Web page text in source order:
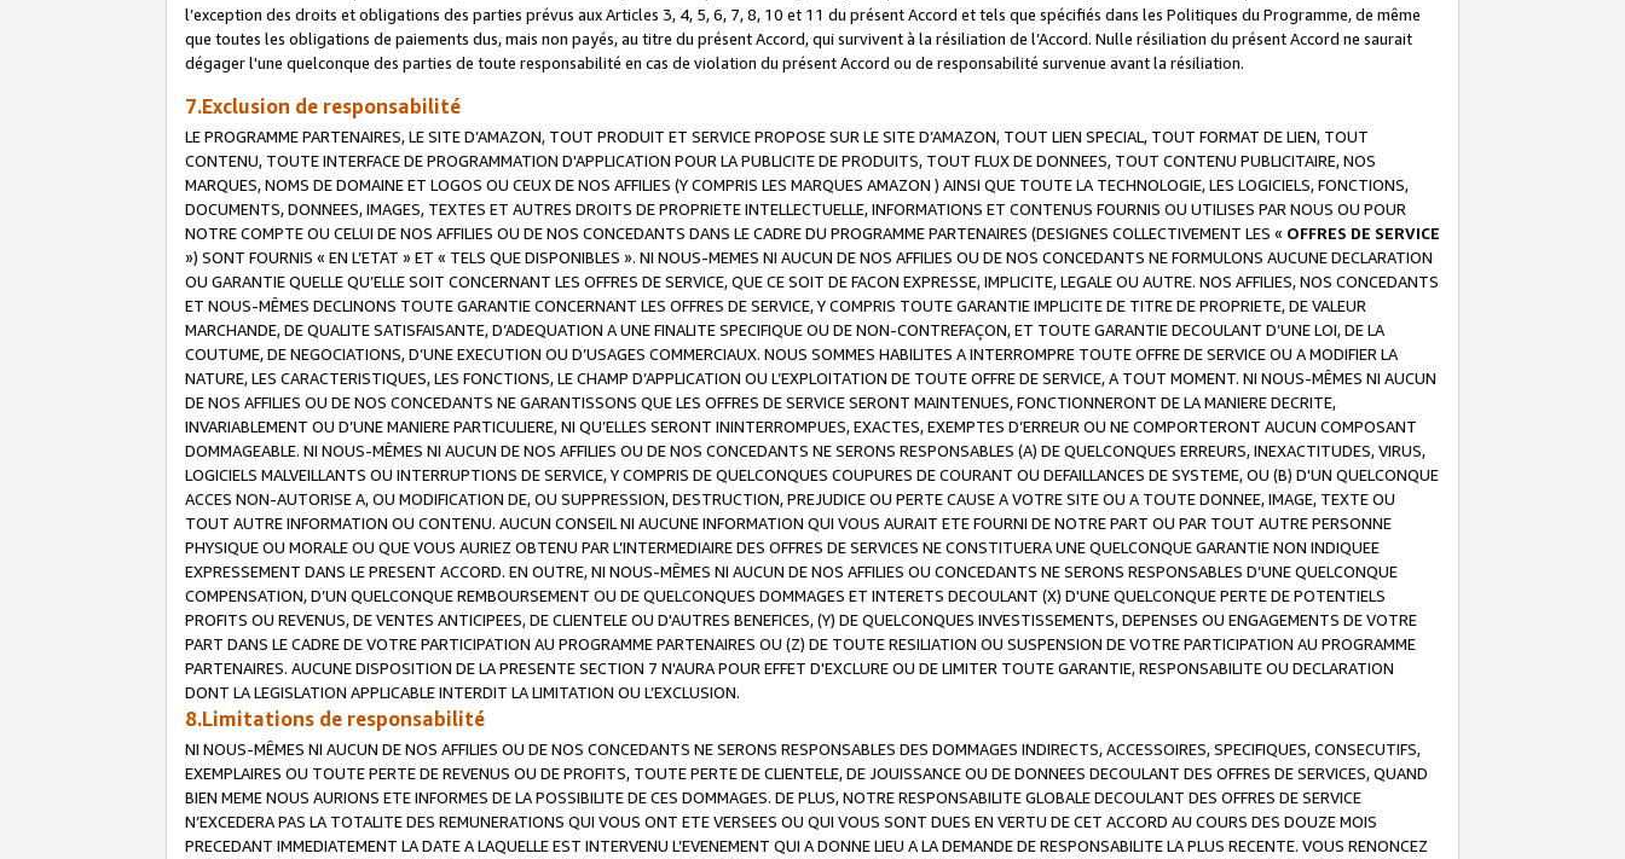
l’exception des droits et obligations des parties prévus aux Articles 3, 4, 5, 6, 7, 8, 10 et 11 du présent Accord et tels que spécifiés dans les Politiques du Programme, de même
que toutes les obligations de paiements dus, mais non payés, au titre du présent Accord, qui survivent à la résiliation de l’Accord. Nulle résiliation du présent Accord ne saurait
dégager l'une quelconque des parties de toute responsabilité en cas de violation du présent Accord ou de responsabilité survenue avant la résiliation.
7.Exclusion de responsabilité
LE PROGRAMME PARTENAIRES, LE SITE D’AMAZON, TOUT PRODUIT ET SERVICE PROPOSE SUR LE SITE D’AMAZON, TOUT LIEN SPECIAL, TOUT FORMAT DE LIEN, TOUT
CONTENU, TOUTE INTERFACE DE PROGRAMMATION D'APPLICATION POUR LA PUBLICITE DE PRODUITS, TOUT FLUX DE DONNEES, TOUT CONTENU PUBLICITAIRE, NOS
MARQUES, NOMS DE DOMAINE ET LOGOS OU CEUX DE NOS AFFILIES (Y COMPRIS LES MARQUES AMAZON ) AINSI QUE TOUTE LA TECHNOLOGIE, LES LOGICIELS, FONCTIONS,
DOCUMENTS, DONNEES, IMAGES, TEXTES ET AUTRES DROITS DE PROPRIETE INTELLECTUELLE, INFORMATIONS ET CONTENUS FOURNIS OU UTILISES PAR NOUS OU POUR
NOTRE COMPTE OU CELUI DE NOS AFFILIES OU DE NOS CONCEDANTS DANS LE CADRE DU PROGRAMME PARTENAIRES (DESIGNES COLLECTIVEMENT LES « OFFRES DE SERVICE
») SONT FOURNIS « EN L’ETAT » ET « TELS QUE DISPONIBLES ». NI NOUS-MEMES NI AUCUN DE NOS AFFILIES OU DE NOS CONCEDANTS NE FORMULONS AUCUNE DECLARATION
OU GARANTIE QUELLE QU’ELLE SOIT CONCERNANT LES OFFRES DE SERVICE, QUE CE SOIT DE FACON EXPRESSE, IMPLICITE, LEGALE OU AUTRE. NOS AFFILIES, NOS CONCEDANTS
ET NOUS-MÊMES DECLINONS TOUTE GARANTIE CONCERNANT LES OFFRES DE SERVICE, Y COMPRIS TOUTE GARANTIE IMPLICITE DE TITRE DE PROPRIETE, DE VALEUR
MARCHANDE, DE QUALITE SATISFAISANTE, D’ADEQUATION A UNE FINALITE SPECIFIQUE OU DE NON-CONTREFAÇON, ET TOUTE GARANTIE DECOULANT D’UNE LOI, DE LA
COUTUME, DE NEGOCIATIONS, D’UNE EXECUTION OU D’USAGES COMMERCIAUX. NOUS SOMMES HABILITES A INTERROMPRE TOUTE OFFRE DE SERVICE OU A MODIFIER LA
NATURE, LES CARACTERISTIQUES, LES FONCTIONS, LE CHAMP D’APPLICATION OU L’EXPLOITATION DE TOUTE OFFRE DE SERVICE, A TOUT MOMENT. NI NOUS-MÊMES NI AUCUN
DE NOS AFFILIES OU DE NOS CONCEDANTS NE GARANTISSONS QUE LES OFFRES DE SERVICE SERONT MAINTENUES, FONCTIONNERONT DE LA MANIERE DECRITE,
INVARIABLEMENT OU D’UNE MANIERE PARTICULIERE, NI QU’ELLES SERONT ININTERROMPUES, EXACTES, EXEMPTES D’ERREUR OU NE COMPORTERONT AUCUN COMPOSANT
DOMMAGEABLE. NI NOUS-MÊMES NI AUCUN DE NOS AFFILIES OU DE NOS CONCEDANTS NE SERONS RESPONSABLES (A) DE QUELCONQUES ERREURS, INEXACTITUDES, VIRUS,
LOGICIELS MALVEILLANTS OU INTERRUPTIONS DE SERVICE, Y COMPRIS DE QUELCONQUES COUPURES DE COURANT OU DEFAILLANCES DE SYSTEME, OU (B) D'UN QUELCONQUE
ACCES NON-AUTORISE A, OU MODIFICATION DE, OU SUPPRESSION, DESTRUCTION, PREJUDICE OU PERTE CAUSE A VOTRE SITE OU A TOUTE DONNEE, IMAGE, TEXTE OU
TOUT AUTRE INFORMATION OU CONTENU. AUCUN CONSEIL NI AUCUNE INFORMATION QUI VOUS AURAIT ETE FOURNI DE NOTRE PART OU PAR TOUT AUTRE PERSONNE
PHYSIQUE OU MORALE OU QUE VOUS AURIEZ OBTENU PAR L’INTERMEDIAIRE DES OFFRES DE SERVICES NE CONSTITUERA UNE QUELCONQUE GARANTIE NON INDIQUEE
EXPRESSEMENT DANS LE PRESENT ACCORD. EN OUTRE, NI NOUS-MÊMES NI AUCUN DE NOS AFFILIES OU CONCEDANTS NE SERONS RESPONSABLES D’UNE QUELCONQUE
COMPENSATION, D’UN QUELCONQUE REMBOURSEMENT OU DE QUELCONQUES DOMMAGES ET INTERETS DECOULANT (X) D'UNE QUELCONQUE PERTE DE POTENTIELS
PROFITS OU REVENUS, DE VENTES ANTICIPEES, DE CLIENTELE OU D'AUTRES BENEFICES, (Y) DE QUELCONQUES INVESTISSEMENTS, DEPENSES OU ENGAGEMENTS DE VOTRE
PART DANS LE CADRE DE VOTRE PARTICIPATION AU PROGRAMME PARTENAIRES OU (Z) DE TOUTE RESILIATION OU SUSPENSION DE VOTRE PARTICIPATION AU PROGRAMME
PARTENAIRES. AUCUNE DISPOSITION DE LA PRESENTE SECTION 7 N'AURA POUR EFFET D'EXCLURE OU DE LIMITER TOUTE GARANTIE, RESPONSABILITE OU DECLARATION
DONT LA LEGISLATION APPLICABLE INTERDIT LA LIMITATION OU L’EXCLUSION.
8.Limitations de responsabilité
NI NOUS-MÊMES NI AUCUN DE NOS AFFILIES OU DE NOS CONCEDANTS NE SERONS RESPONSABLES DES DOMMAGES INDIRECTS, ACCESSOIRES, SPECIFIQUES, CONSECUTIFS,
EXEMPLAIRES OU TOUTE PERTE DE REVENUS OU DE PROFITS, TOUTE PERTE DE CLIENTELE, DE JOUISSANCE OU DE DONNEES DECOULANT DES OFFRES DE SERVICES, QUAND
BIEN MEME NOUS AURIONS ETE INFORMES DE LA POSSIBILITE DE CES DOMMAGES. DE PLUS, NOTRE RESPONSABILITE GLOBALE DECOULANT DES OFFRES DE SERVICE
N’EXCEDERA PAS LA TOTALITE DES REMUNERATIONS QUI VOUS ONT ETE VERSEES OU QUI VOUS SONT DUES EN VERTU DE CET ACCORD AU COURS DES DOUZE MOIS
PRECEDANT IMMEDIATEMENT LA DATE A LAQUELLE EST INTERVENU L’EVENEMENT QUI A DONNE LIEU A LA DEMANDE DE RESPONSABILITE LA PLUS RECENTE. VOUS RENONCEZ